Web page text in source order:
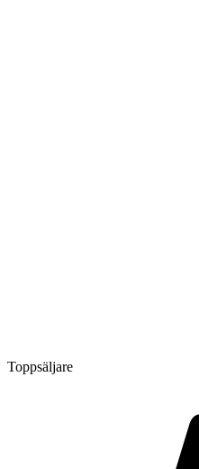
Toppsäljare